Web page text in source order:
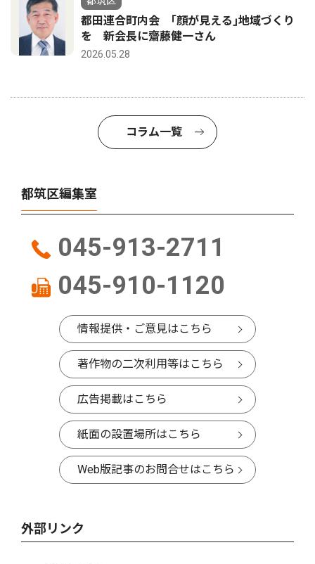
都田連合町内会 ｢顔が見える｣地域づくり
を 新会長に齋藤健一さん
2026.05.28
コラム一覧
都筑区編集室
045-913-2711
045-910-1120
情報提供・ご意見はこちら
著作物の二次利用等はこちら
広告掲載はこちら
紙面の設置場所はこちら
Web版記事のお問合せはこちら
外部リンク